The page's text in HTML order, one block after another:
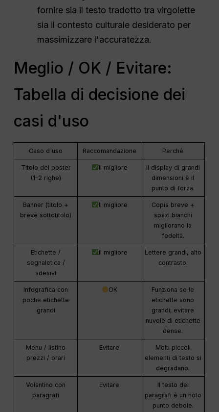
fornire sia il testo tradotto tra virgolette
sia il contesto culturale desiderato per
massimizzare l'accuratezza.
Meglio / OK / Evitare:
Tabella di decisione dei
casi d'uso
Caso d'uso Raccomandazione Perché
Titolo del poster
(1-2 righe)
Il migliore
Il display di grandi
dimensioni è il
punto di forza.
Banner (titolo +
breve sottotitolo)
Il migliore
Copia breve +
spazi bianchi
migliorano la
fedeltà.
Etichette /
segnaletica /
adesivi
Il migliore
Lettere grandi, alto
contrasto.
Infografica con
poche etichette
grandi
OK
Funziona se le
etichette sono
grandi; evitare
nuvole di etichette
dense.
Menu / listino
prezzi / orari
Evitare
Molti piccoli
elementi di testo si
degradano.
Volantino con
paragrafi
Evitare
Il testo dei
paragrafi è un noto
punto debole.